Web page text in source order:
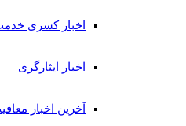
اخبار کسری خدمت
اخبار ایثارگری
آخرین اخبار معافیت